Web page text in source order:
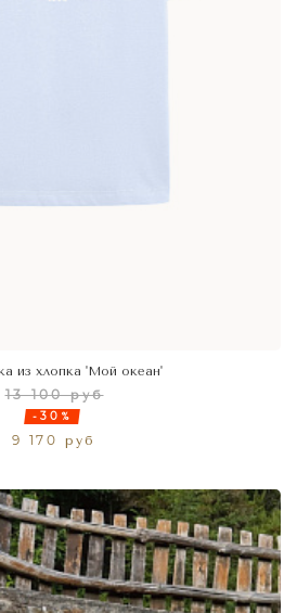
из хлопка 'Мой океан'
13 100 руб
-30%
9 170 руб